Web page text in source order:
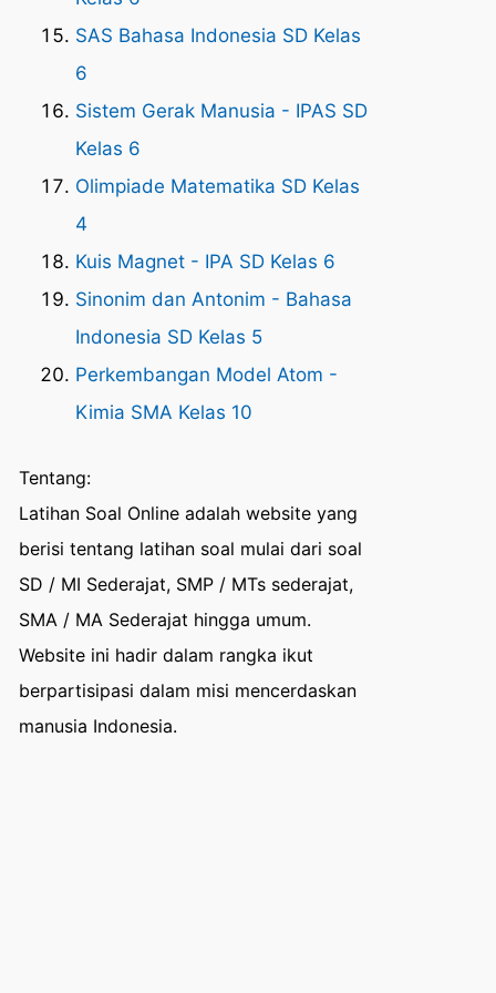
SAS Bahasa Indonesia SD Kelas
6
Sistem Gerak Manusia - IPAS SD
Kelas 6
Olimpiade Matematika SD Kelas
4
Kuis Magnet - IPA SD Kelas 6
Sinonim dan Antonim - Bahasa
Indonesia SD Kelas 5
Perkembangan Model Atom -
Kimia SMA Kelas 10
Tentang:
Latihan Soal Online adalah website yang
berisi tentang latihan soal mulai dari soal
SD / MI Sederajat, SMP / MTs sederajat,
SMA / MA Sederajat hingga umum.
Website ini hadir dalam rangka ikut
berpartisipasi dalam misi mencerdaskan
manusia Indonesia.